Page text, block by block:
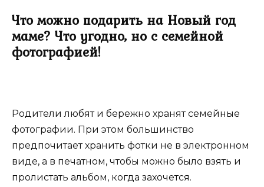
Что можно подарить на Новый год
маме? Что угодно, но с семейной
фотографией!
Родители любят и бережно хранят семейные
фотографии. При этом большинство
предпочитает хранить фотки не в электронном
виде, а в печатном, чтобы можно было взять и
пролистать альбом, когда захочется.